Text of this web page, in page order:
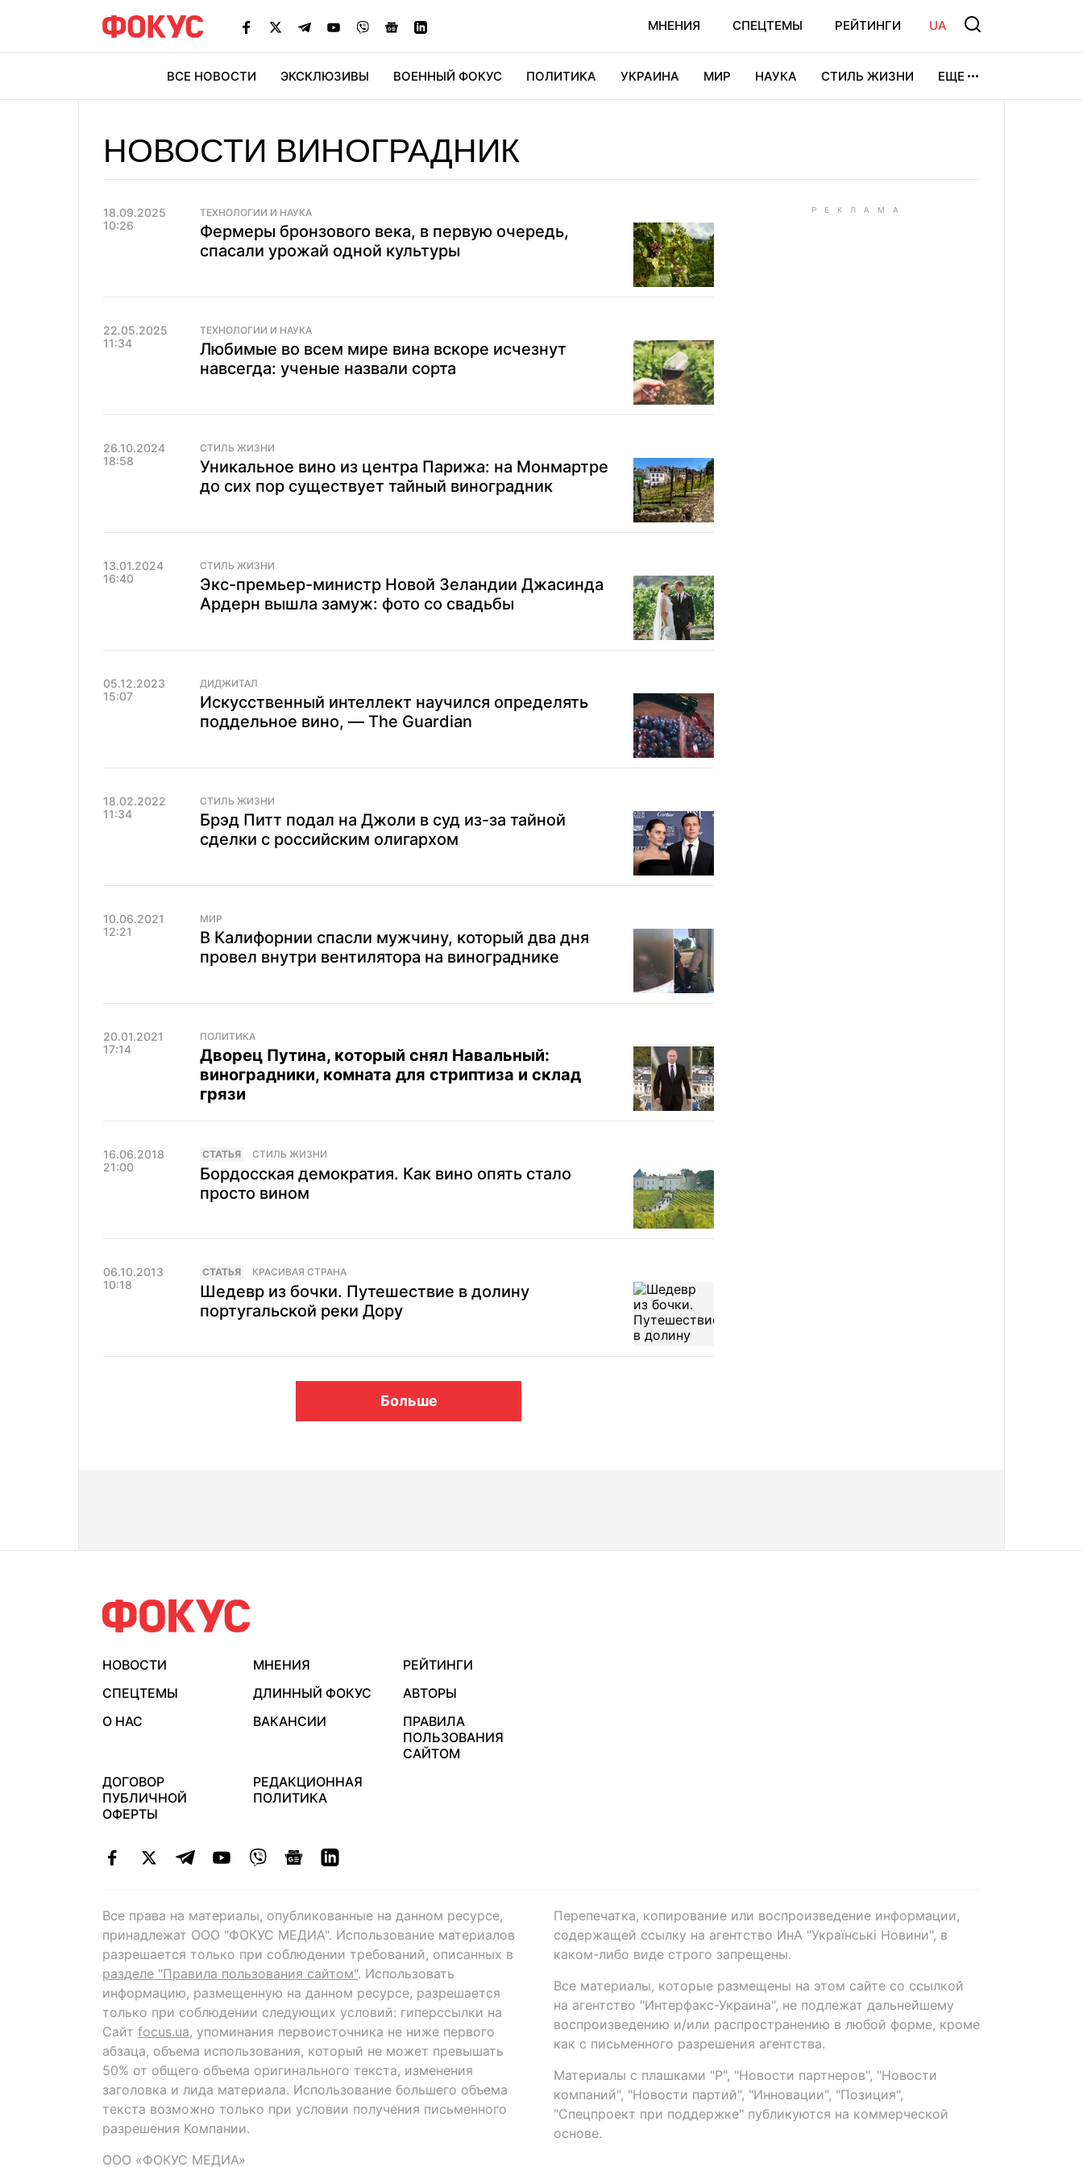
МНЕНИЯ СПЕЦТЕМЫ РЕЙТИНГИ UA
ВСЕ НОВОСТИ ЭКСКЛЮЗИВЫ ВОЕННЫЙ ФОКУС ПОЛИТИКА УКРАИНА МИР НАУКА СТИЛЬ ЖИЗНИ ЕЩЕ
НОВОСТИ ВИНОГРАДНИК
18.09.2025
10:26
ТЕХНОЛОГИИ И НАУКА
Фермеры бронзового века, в первую очередь,
спасали урожай одной культуры
22.05.2025
11:34
ТЕХНОЛОГИИ И НАУКА
Любимые во всем мире вина вскоре исчезнут
навсегда: ученые назвали сорта
26.10.2024
18:58
СТИЛЬ ЖИЗНИ
Уникальное вино из центра Парижа: на Монмартре
до сих пор существует тайный виноградник
13.01.2024
16:40
СТИЛЬ ЖИЗНИ
Экс-премьер-министр Новой Зеландии Джасинда
Ардерн вышла замуж: фото со свадьбы
05.12.2023
15:07
ДИДЖИТАЛ
Искусственный интеллект научился определять
поддельное вино, — The Guardian
18.02.2022
11:34
СТИЛЬ ЖИЗНИ
Брэд Питт подал на Джоли в суд из-за тайной
сделки с российским олигархом
10.06.2021
12:21
МИР
В Калифорнии спасли мужчину, который два дня
провел внутри вентилятора на винограднике
20.01.2021
17:14
ПОЛИТИКА
Дворец Путина, который снял Навальный:
виноградники, комната для стриптиза и склад
грязи
16.06.2018
21:00
CТАТЬЯ СТИЛЬ ЖИЗНИ
Бордосская демократия. Как вино опять стало
просто вином
06.10.2013
10:18
CТАТЬЯ КРАСИВАЯ СТРАНА
Шедевр из бочки. Путешествие в долину
португальской реки Дору
Больше
НОВОСТИ МНЕНИЯ
РЕЙТИНГИ
СПЕЦТЕМЫ
ДЛИННЫЙ ФОКУС
АВТОРЫ
О НАС
ВАКАНСИИ
ПРАВИЛА
ПОЛЬЗОВАНИЯ
САЙТОМ
ДОГОВОР
ПУБЛИЧНОЙ
ОФЕРТЫ
РЕДАКЦИОННАЯ
ПОЛИТИКА
Все права на материалы, опубликованные на данном ресурсе,
принадлежат ООО "ФОКУС МЕДИА". Использование материалов
разрешается только при соблюдении требований, описанных в
разделе "Правила пользования сайтом". Использовать
информацию, размещенную на данном ресурсе, разрешается
только при соблюдении следующих условий: гиперссылки на
Сайт focus.ua, упоминания первоисточника не ниже первого
абзаца, объема использования, который не может превышать
50% от общего объема оригинального текста, изменения
заголовка и лида материала. Использование большего объема
текста возможно только при условии получения письменного
разрешения Компании.
ООО «ФОКУС МЕДИА»
Перепечатка, копирование или воспроизведение информации,
содержащей ссылку на агентство ИнА "Українські Новини", в
каком-либо виде строго запрещены.
Все материалы, которые размещены на этом сайте со ссылкой
на агентство "Интерфакс-Украина", не подлежат дальнейшему
воспроизведению и/или распространению в любой форме, кроме
как с письменного разрешения агентства.
Материалы с плашками "Р", "Новости партнеров", "Новости
компаний", "Новости партий", "Инновации", "Позиция",
"Спецпроект при поддержке" публикуются на коммерческой
основе.